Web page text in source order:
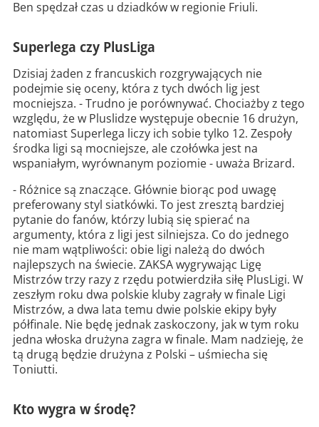
Ben spędzał czas u dziadków w regionie Friuli.
Superlega czy PlusLiga
Dzisiaj żaden z francuskich rozgrywających nie
podejmie się oceny, która z tych dwóch lig jest
mocniejsza. - Trudno je porównywać. Chociażby z tego
względu, że w Pluslidze występuje obecnie 16 drużyn,
natomiast Superlega liczy ich sobie tylko 12. Zespoły
środka ligi są mocniejsze, ale czołówka jest na
wspaniałym, wyrównanym poziomie - uważa Brizard.
- Różnice są znaczące. Głównie biorąc pod uwagę
preferowany styl siatkówki. To jest zresztą bardziej
pytanie do fanów, którzy lubią się spierać na
argumenty, która z ligi jest silniejsza. Co do jednego
nie mam wątpliwości: obie ligi należą do dwóch
najlepszych na świecie. ZAKSA wygrywając Ligę
Mistrzów trzy razy z rzędu potwierdziła siłę PlusLigi. W
zeszłym roku dwa polskie kluby zagrały w finale Ligi
Mistrzów, a dwa lata temu dwie polskie ekipy były
półfinale. Nie będę jednak zaskoczony, jak w tym roku
jedna włoska drużyna zagra w finale. Mam nadzieję, że
tą drugą będzie drużyna z Polski – uśmiecha się
Toniutti.
Kto wygra w środę?